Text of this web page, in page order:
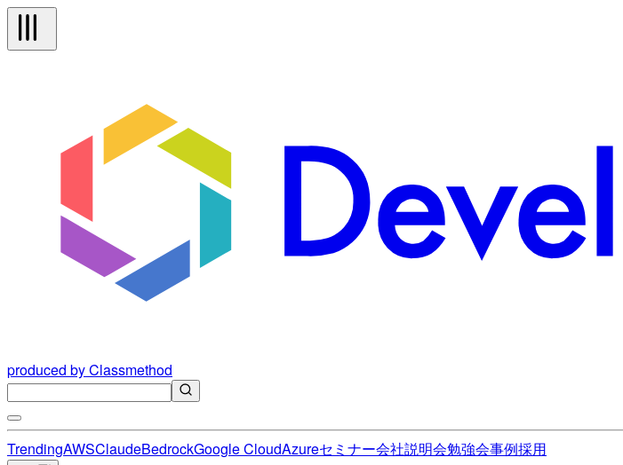
produced by Classmethod
TrendingAWSClaudeBedrockGoogle CloudAzureセミナー会社説明会勉強会事例採用